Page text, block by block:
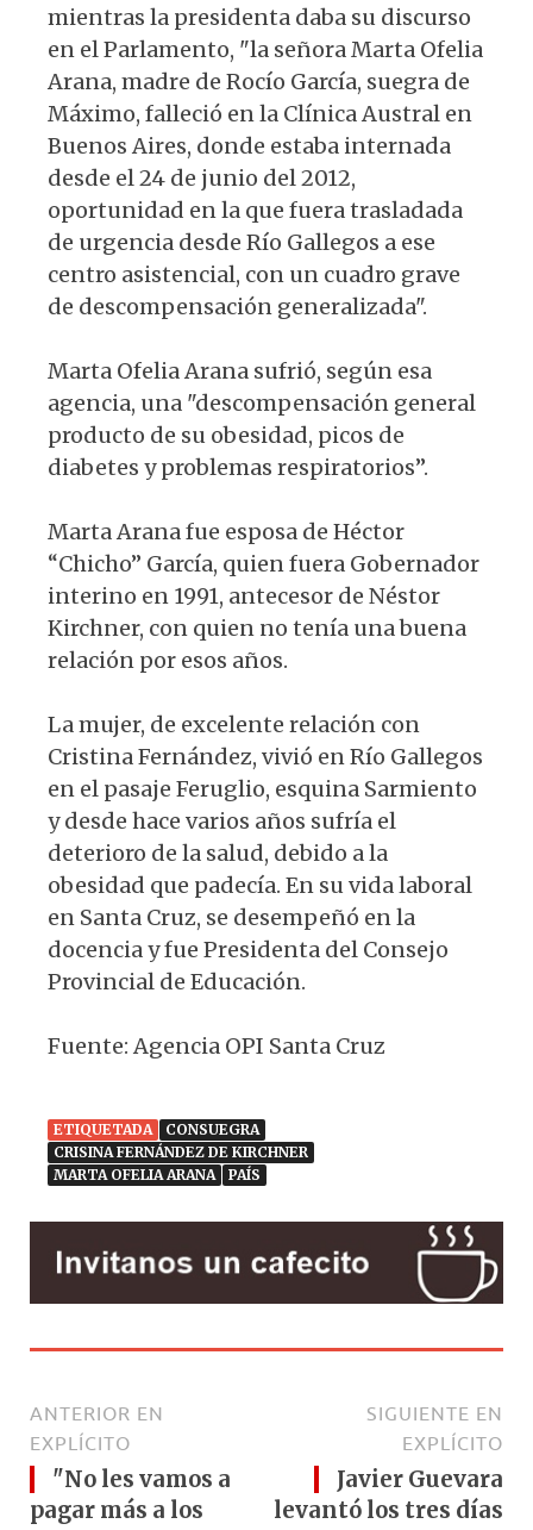
mientras la presidenta daba su discurso
en el Parlamento, "la señora Marta Ofelia
Arana, madre de Rocío García, suegra de
Máximo, falleció en la Clínica Austral en
Buenos Aires, donde estaba internada
desde el 24 de junio del 2012,
oportunidad en la que fuera trasladada
de urgencia desde Río Gallegos a ese
centro asistencial, con un cuadro grave
de descompensación generalizada".
Marta Ofelia Arana sufrió, según esa
agencia, una "descompensación general
producto de su obesidad, picos de
diabetes y problemas respiratorios”.
Marta Arana fue esposa de Héctor
“Chicho” García, quien fuera Gobernador
interino en 1991, antecesor de Néstor
Kirchner, con quien no tenía una buena
relación por esos años.
La mujer, de excelente relación con
Cristina Fernández, vivió en Río Gallegos
en el pasaje Feruglio, esquina Sarmiento
y desde hace varios años sufría el
deterioro de la salud, debido a la
obesidad que padecía. En su vida laboral
en Santa Cruz, se desempeñó en la
docencia y fue Presidenta del Consejo
Provincial de Educación.
Fuente: Agencia OPI Santa Cruz
ETIQUETADA
CONSUEGRA
CRISINA FERNÁNDEZ DE KIRCHNER
MARTA OFELIA ARANA
PAÍS
ANTERIOR EN
EXPLÍCITO
"No les vamos a
pagar más a los
SIGUIENTE EN
EXPLÍCITO
Javier Guevara
levantó los tres días